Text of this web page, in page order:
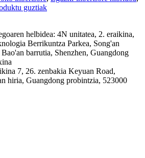
guztiak
helbidea: 4N unitatea, 2. eraikina,
Berrikuntza Parkea, Song'an
barrutia, Shenzhen, Guangdong
7, 26. zenbakia Keyuan Road,
hiria, Guangdong probintzia, 523000